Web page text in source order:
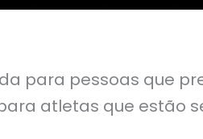
para pessoas que
atletas que estão